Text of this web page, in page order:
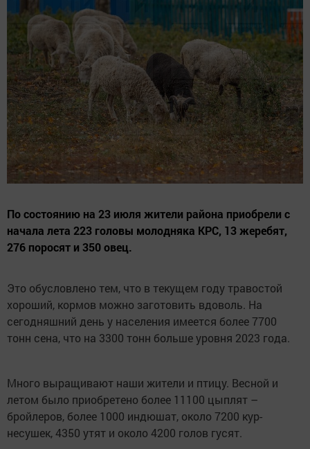
По состоянию на 23 июля жители района приобрели с
начала лета 223 головы молодняка КРС, 13 жеребят,
276 поросят и 350 овец.
Это обусловлено тем, что в текущем году травостой
хороший, кормов можно заготовить вдоволь. На
сегодняшний день у населения имеется более 7700
тонн сена, что на 3300 тонн больше уровня 2023 года.
Много выращивают наши жители и птицу. Весной и
летом было приобретено более 11100 цыплят –
бройлеров, более 1000 индюшат, около 7200 кур-
несушек, 4350 утят и около 4200 голов гусят.